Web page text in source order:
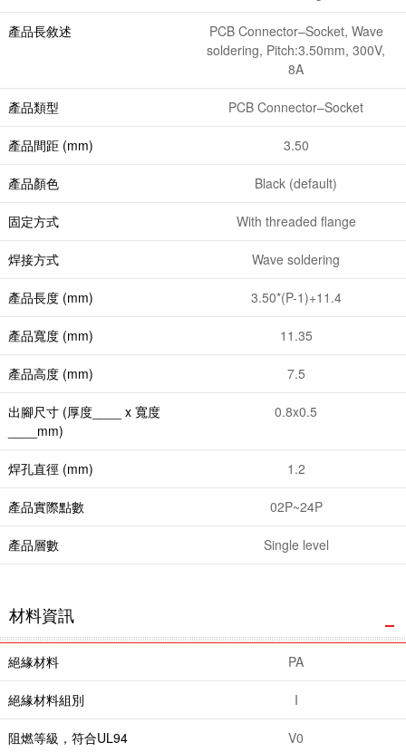
產品長敘述
PCB Connector–Socket, Wave
soldering, Pitch:3.50mm, 300V,
8A
產品類型 PCB Connector–Socket
產品間距 (mm) 3.50
產品顏色 Black (default)
固定方式 With threaded flange
焊接方式 Wave soldering
產品長度 (mm) 3.50*(P-1)+11.4
產品寬度 (mm) 11.35
產品高度 (mm) 7.5
出腳尺寸 (厚度____ x 寬度
____mm)
0.8x0.5
焊孔直徑 (mm) 1.2
產品實際點數 02P~24P
產品層數 Single level
材料資訊
絕緣材料 PA
絕緣材料組別 I
阻燃等級，符合UL94 V0